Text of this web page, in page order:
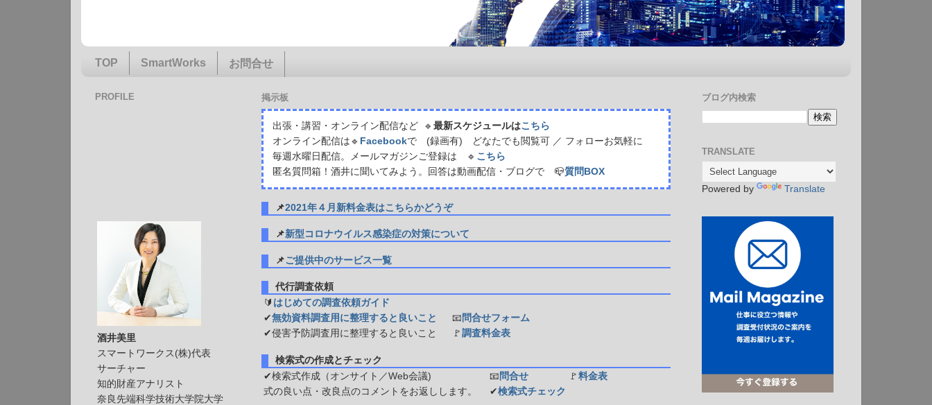
TOP SmartWorks お問合せ
掲示板
出張・講習・オンライン配信など 🔹 最新スケジュールはこちら
オンライン配信は🔹 Facebookで (録画有) どなたでも閲覧可 ／ フォローお気軽に
毎週水曜日配信。メールマガジンご登録は 🔹 こちら
匿名質問箱！酒井に聞いてみよう。回答は動画配信・ブログで 📪質問BOX
📌2021年４月新料金表はこちらかどうぞ
📌新型コロナウイルス感染症の対策について
📌ご提供中のサービス一覧
代行調査依頼
🔰 はじめての調査依頼ガイド
✔無効資料調査用に整理すると良いこと 📧 問合せフォーム
✔侵害予防調査用に整理すると良いこと
🚩 調査料金表
検索式の作成とチェック
✔検索式作成（オンサイト／Web会議)
📧 問合せ 🚩 料金表
式の良い点・改良点のコメントをお返しします。
✔検索式チェック
PROFILE
酒井美里
スマートワークス(株)代表
サーチャー
知的財産アナリスト
奈良先端科学技術大学院大学
ブログ内検索
TRANSLATE
Powered by Translate